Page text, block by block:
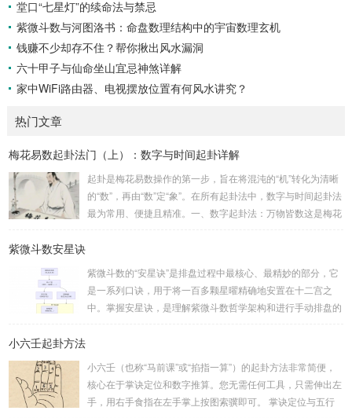
堂口“七星灯”的续命法与禁忌
紫微斗数与河图洛书：命盘数理结构中的宇宙数理玄机
钱赚不少却存不住？帮你揪出风水漏洞
六十甲子与仙命坐山宜忌神煞详解
家中WiFi路由器、电视摆放位置有何风水讲究？
热门文章
梅花易数起卦法门（上）：数字与时间起卦详解
起卦是梅花易数操作的第一步，旨在将混沌的“机”转化为清晰
的“数”，再由“数”定“象”。在所有起卦法中，数字与时间起卦法
最为常用、便捷且精准。一、数字起卦法：万物皆数这是梅花
卦。如果数字是偶数位，则前后平分；如果是奇数位，则前部
分比后部分少一位。例如，数字 256：前一位 2 为上卦后两
位...
紫微斗数安星诀
紫微斗数的“安星诀”是排盘过程中最核心、最精妙的部分，它
是一系列口诀，用于将一百多颗星曜精确地安置在十二宫之
中。掌握安星诀，是理解紫微斗数哲学架构和进行手动排盘的
赖关系，可以清晰地通过下图展现：二、 核心安星诀详解1.
安紫微星诀（定帝星）这是所有安星的第一步，至关重要。口
诀：紫微天机星逆行，隔一阳武天同行，...
小六壬起卦方法
小六壬（也称“马前课”或“掐指一算”）的起卦方法非常简便，
核心在于掌诀定位和数字推算。您无需任何工具，只需伸出左
手，用右手食指在左手掌上按图索骥即可。 掌诀定位与五行